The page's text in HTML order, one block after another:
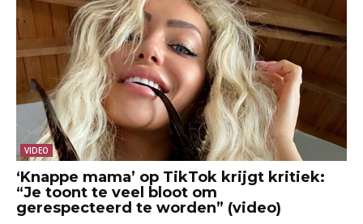
VIDEO
‘Knappe mama’ op TikTok krijgt kritiek:
“Je toont te veel bloot om
gerespecteerd te worden” (video)